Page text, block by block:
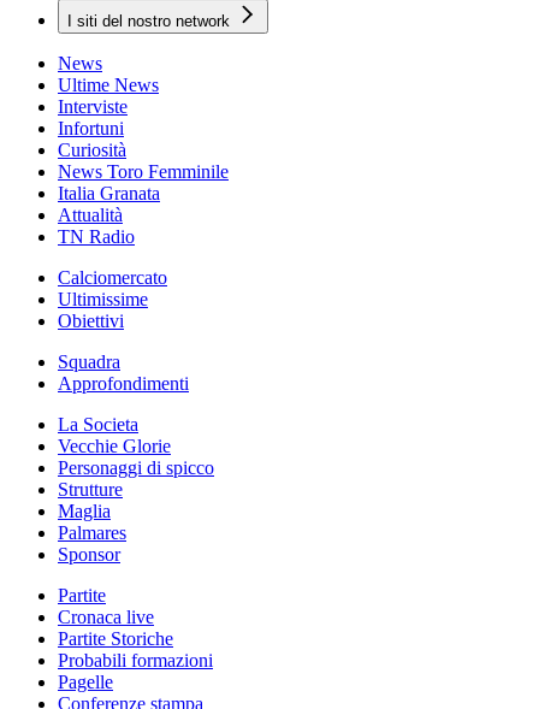
I siti del nostro network
News
Ultime News
Interviste
Infortuni
Curiosità
News Toro Femminile
Italia Granata
Attualità
TN Radio
Calciomercato
Ultimissime
Obiettivi
Squadra
Approfondimenti
La Societa
Vecchie Glorie
Personaggi di spicco
Strutture
Maglia
Palmares
Sponsor
Partite
Cronaca live
Partite Storiche
Probabili formazioni
Pagelle
Conferenze stampa